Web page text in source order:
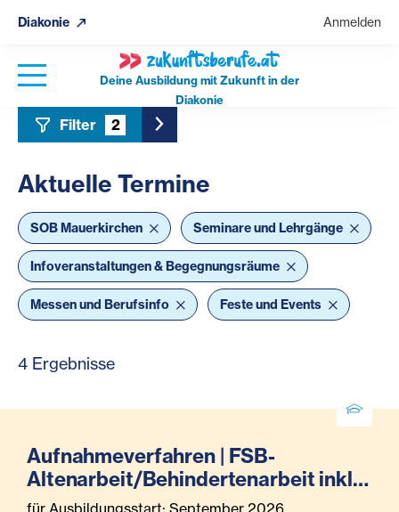
Diakonie Anmelden
Deine Ausbildung mit Zukunft in der
Diakonie
Filter 2 Toggle Sidebar Filter
Aktuelle Termine
SOB Mauerkirchen Seminare und Lehrgänge
Infoveranstaltungen & Begegnungsräume
Messen und Berufsinfo Feste und Events
4 Ergebnisse
Aufnahmeverfahren | FSB-
Altenarbeit/Behindertenarbeit inkl.
Pflegeassistenz (Teilzeit)
für Ausbildungsstart: September 2026